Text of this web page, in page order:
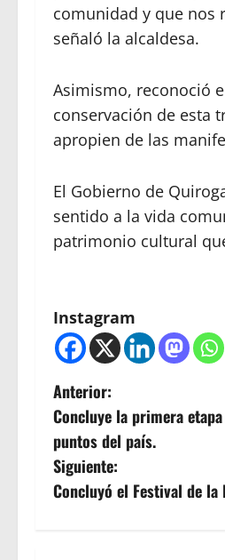
comunidad y que nos
señaló la alcaldesa.
Asimismo, reconoció
conservación de esta
apropien de las
El Gobierno de
sentido a la vida
patrimonio cultural
Instagram
N
a
v
e
Anterior:
Concluye la primera
puntos del país.
Siguiente:
Concluyó el Festival de